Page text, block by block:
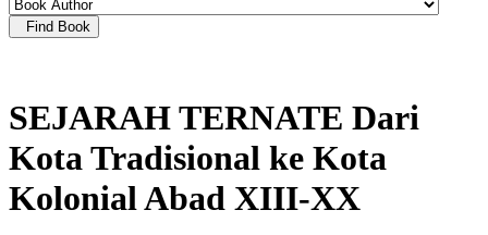
Find Book
SEJARAH TERNATE Dari
Kota Tradisional ke Kota
Kolonial Abad XIII-XX